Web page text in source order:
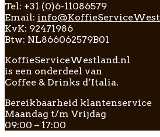
Tel: +31 (0)6-11086579
Email:
KvK: 92471986
Btw: NL866062579B01
KoffieServiceWestland.nl
is een onderdeel van
Coffee & Drinks d’Italia.
Bereikbaarheid klantenservice
Maandag t/m Vrijdag
09:00 – 17:00